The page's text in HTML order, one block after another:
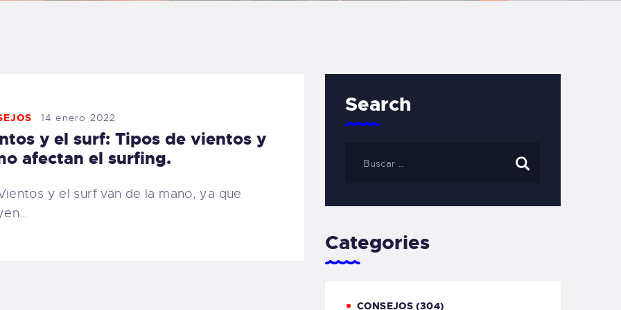
CARRITO
FAMILY
14 enero 2022
y el surf: Tipos de vientos y
afectan el surfing.
y el surf van de la mano, ya que
Search
Categories
CONSEJOS (304)